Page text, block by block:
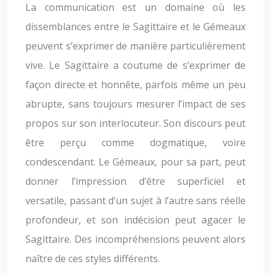
La communication est un domaine où les
dissemblances entre le Sagittaire et le Gémeaux
peuvent s’exprimer de manière particulièrement
vive. Le Sagittaire a coutume de s’exprimer de
façon directe et honnête, parfois même un peu
abrupte, sans toujours mesurer l’impact de ses
propos sur son interlocuteur. Son discours peut
être perçu comme dogmatique, voire
condescendant. Le Gémeaux, pour sa part, peut
donner l’impression d’être superficiel et
versatile, passant d’un sujet à l’autre sans réelle
profondeur, et son indécision peut agacer le
Sagittaire. Des incompréhensions peuvent alors
naître de ces styles différents.